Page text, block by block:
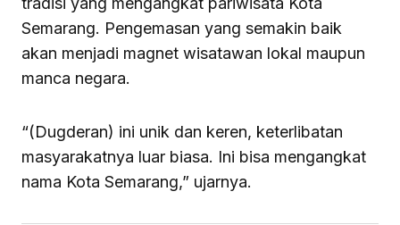
Semarang. Pengemasan yang semakin baik
akan menjadi magnet wisatawan lokal maupun
manca negara.
“(Dugderan) ini unik dan keren, keterlibatan
masyarakatnya luar biasa. Ini bisa mengangkat
nama Kota Semarang,” ujarnya.